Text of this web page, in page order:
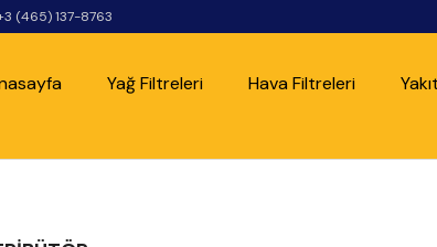
(465) 137-8763
Yağ Filtreleri Hava Filtreleri